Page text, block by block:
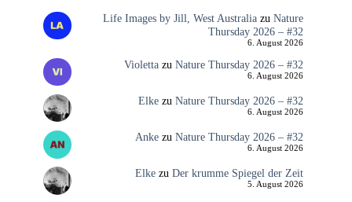
Life Images by Jill, West Australiazu Nature
Thursday 2026 – #32
6. August 2026
Violettazu Nature Thursday 2026 – #32
6. August 2026
Elkezu Nature Thursday 2026 – #32
6. August 2026
Ankezu Nature Thursday 2026 – #32
6. August 2026
Elkezu Der krumme Spiegel der Zeit
5. August 2026